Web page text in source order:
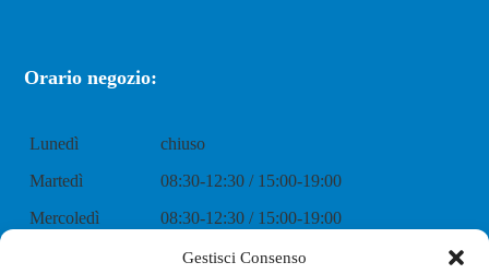
Gestisci Consenso
Orario negozio:
Lunedì
chiuso
Martedì
08:30-12:30 / 15:00-19:00
Mercoledì
08:30-12:30 / 15:00-19:00
08:30-12:30 / 15:00-19:00